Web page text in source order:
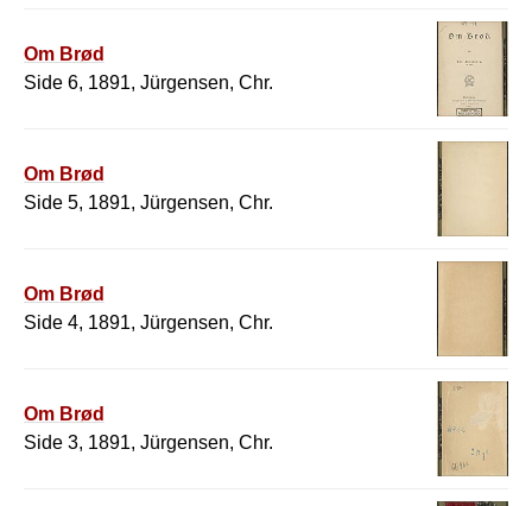
Om Brød
Side 6, 1891, Jürgensen, Chr.
Om Brød
Side 5, 1891, Jürgensen, Chr.
Om Brød
Side 4, 1891, Jürgensen, Chr.
Om Brød
Side 3, 1891, Jürgensen, Chr.